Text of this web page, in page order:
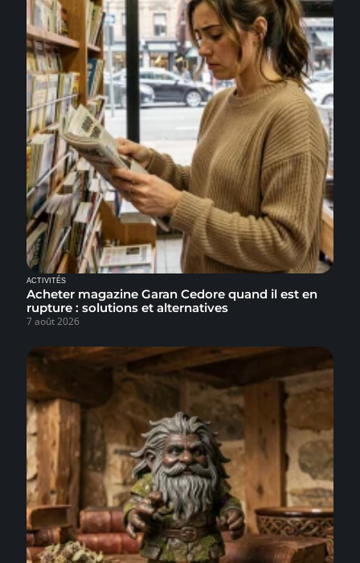
ACTIVITÉS
Acheter magazine Garan Cedore quand il est en
rupture : solutions et alternatives
7 août 2026